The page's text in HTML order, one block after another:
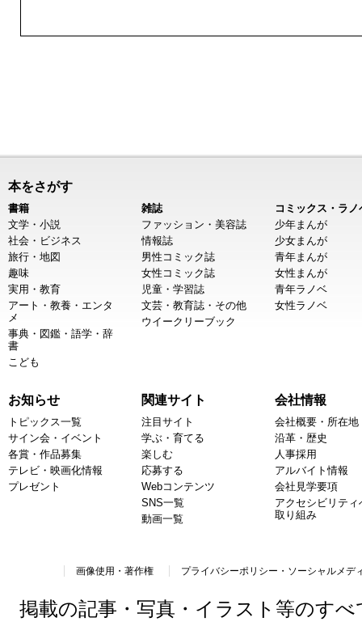
本をさがす
書籍
文学・小説
社会・ビジネス
旅行・地図
趣味
実用・教育
アート・教養・エンタ
メ
事典・図鑑・語学・辞
書
こども
雑誌
ファッション・美容誌
情報誌
男性コミック誌
女性コミック誌
児童・学習誌
文芸・教育誌・その他
ウイークリーブック
コミックス・ラノ
少年まんが
少女まんが
青年まんが
女性まんが
青年ラノベ
女性ラノベ
お知らせ
トピックス一覧
サイン会・イベント
各賞・作品募集
テレビ・映画化情報
プレゼント
関連サイト
注目サイト
学ぶ・育てる
楽しむ
応募する
Webコンテンツ
SNS一覧
動画一覧
会社情報
会社概要・所在地
沿革・歴史
人事採用
アルバイト情報
会社見学要項
アクセシビリティ
取り組み
画像使用・著作権 プライバシーポリシー・ソーシャルメデ
掲載の記事・写真・イラスト等のす